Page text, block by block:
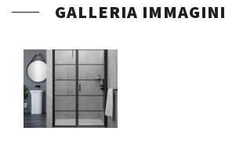
GALLERIA IMMAGINI